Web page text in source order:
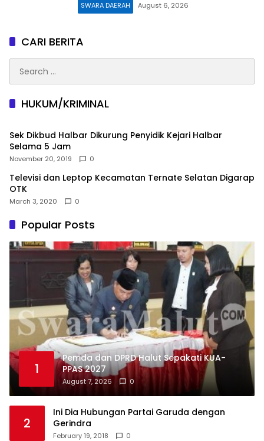
SWARA DAERAH August 6, 2026
CARI BERITA
for:
HUKUM/KRIMINAL
Sek Dikbud Halbar Dikurung Penyidik Kejari Halbar
Selama 5 Jam
November 20, 2019 0
Televisi dan Leptop Kecamatan Ternate Selatan Digarap
OTK
March 3, 2020 0
Popular Posts
1
Pemda dan DPRD Halut Sepakati KUA-
PPAS 2027
August 7, 2026 0
2
Ini Dia Hubungan Partai Garuda dengan
Gerindra
February 19, 2018 0